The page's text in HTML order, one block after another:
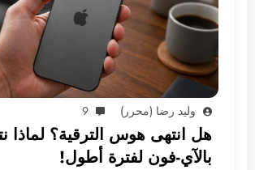
وليد رضا (محرر) 9
هل انتهى هوس الترقية؟ لماذا
بالآي-فون لفترة أطول!